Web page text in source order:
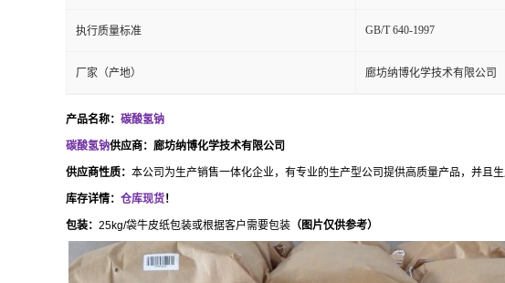
执行质量标准 GB/T 640-1997
厂家（产地） 廊坊纳博化学技术有限公司
产品名称： 碳酸氢钠
碳酸氢钠供应商：廊坊纳博化学技术有限公司
供应商性质： 本公司为生产销售一体化企业，有专业的生产型公司提供高质量产品，并且
库存详情： 仓库现货！
包装： 25kg/袋牛皮纸包装或根据客户需要包装 （图片仅供参考）